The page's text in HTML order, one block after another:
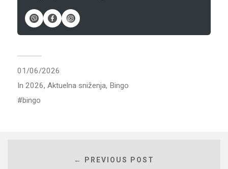
01/06/2026
In 2026, Aktuelna sniženja, Bingo
bingo
← PREVIOUS POST